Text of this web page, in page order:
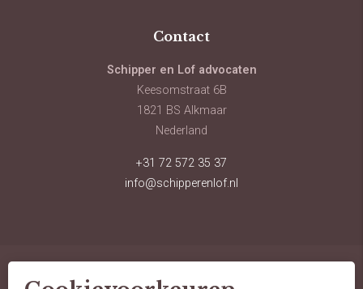
Contact
Schipper en Lof advocaten
Keesomstraat 6B
1821 BS Alkmaar
Nederland
+31 72 572 35 37
info@schipperenlof.nl
© schipper en lof advocaten